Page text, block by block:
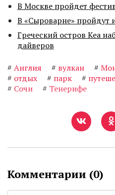
В Москве пройдет
В «Сыроварне» пройдут
Греческий остров Кеа
дайверов
# Англия # вулкан #
# отдых # парк #
# Сочи # Тенерифе
Комментарии (0)